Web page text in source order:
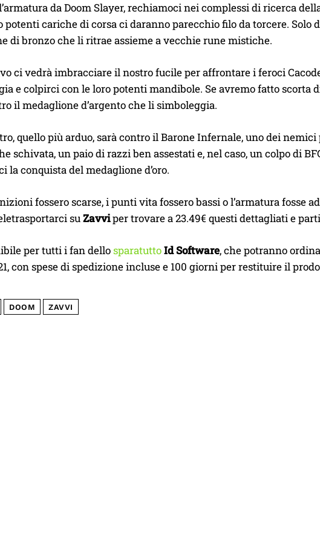
da Doom Slayer, rechiamoci nei complessi di ricerca
potenti cariche di corsa ci daranno parecchio filo da torcere. Solo
di bronzo che li ritrae assieme a vecchie rune mistiche.
ci vedrà imbracciare il nostro fucile per affrontare i feroci
e colpirci con le loro potenti mandibole. Se avremo fatto scorta
il medaglione d’argento che li simboleggia.
quello più arduo, sarà contro il Barone Infernale, uno dei
schivata, un paio di razzi ben assestati e, nel caso, un colpo di
la conquista del medaglione d’oro.
fossero scarse, i punti vita fossero bassi o l’armatura fosse
suZavviper trovare a 23.49€ questi dettagliati e
per tutti i fan dellosparatuttoId Software, che potranno
con spese di spedizione incluse e 100 giorni per restituire il
DOOM ZAVVI